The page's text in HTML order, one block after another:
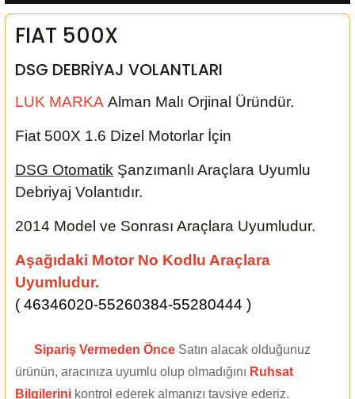
FIAT 500X
DSG DEBRİYAJ VOLANTLARI
LUK MARKA Alman Malı Orjinal Üründür.
Fiat 500X 1.6 Dizel Motorlar İçin
DSG Otomatik Şanzımanlı Araçlara Uyumlu
Debriyaj Volantıdır.
2014 Model ve Sonrası Araçlara Uyumludur.
Aşağıdaki Motor No Kodlu Araçlara
Uyumludur.
( 46346020-55260384-55280444 )
Sipariş Vermeden Önce Satın alacak olduğunuz
ürünün, aracınıza uyumlu olup olmadığını Ruhsat
Bilgilerini kontrol ederek almanızı tavsiye ederiz.